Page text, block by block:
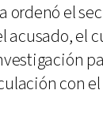
ordenó el
acusado, el
con